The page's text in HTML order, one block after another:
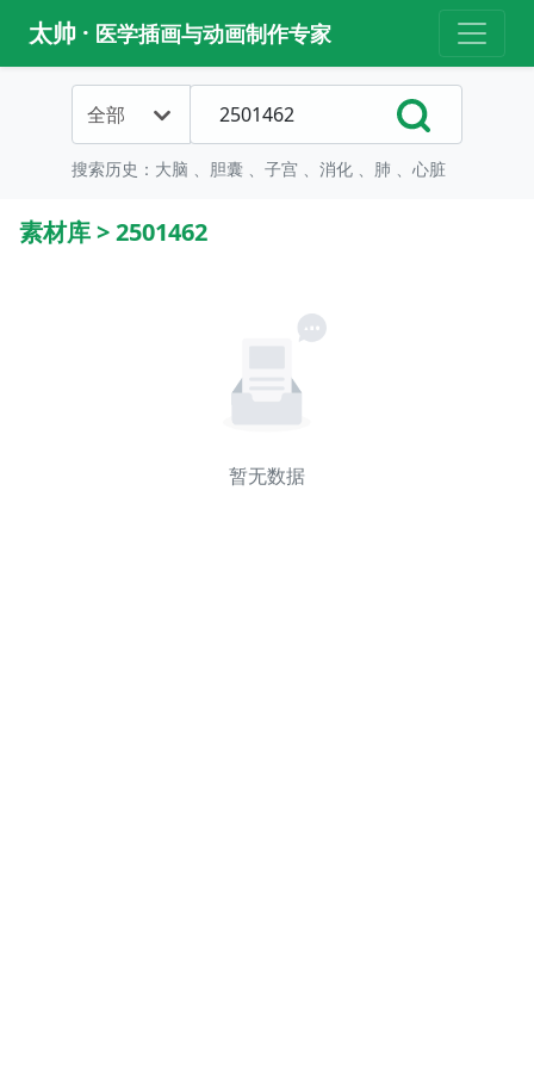
太帅 · 医学插画与动画制作专家
全部
搜索历史： 大脑 、 胆囊 、 子宫 、 消化 、 肺 、 心脏
素材库>2501462
暂无数据